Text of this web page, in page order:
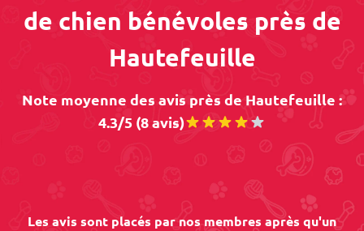
de chien bénévoles près de
Hautefeuille
Note moyenne des avis près de Hautefeuille :
4.3/5 (8 avis)
Les avis sont placés par nos membres après qu'un